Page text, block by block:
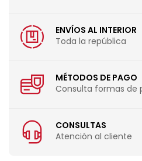
ENVÍOS AL INTERIOR
Toda la república
MÉTODOS DE PAGO
Consulta formas de
CONSULTAS
Atención al cliente